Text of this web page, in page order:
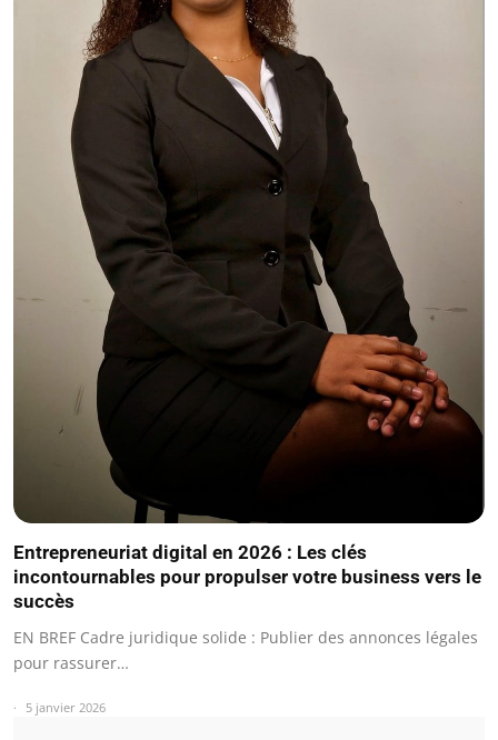
Entrepreneuriat digital en 2026 : Les clés
incontournables pour propulser votre business vers le
succès
EN BREF Cadre juridique solide : Publier des annonces légales
pour rassurer…
5 janvier 2026